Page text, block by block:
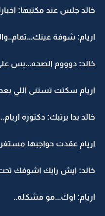
خالد جلس عند مكتبها:
اريام: شوفة
خالد: دوووم الصحه...بس
اريام سكتت تستنى اللي
خالد بدا يرتبك: دكتوره
اريام عقدت حواجبها
خالد: ايش رايك اشوفك تحت
اريام: اوك...مو مشكله..